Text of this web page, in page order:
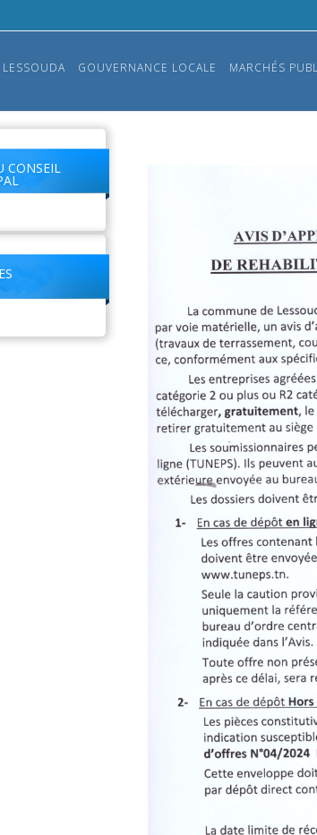
LESSOUDA GOUVERNANCE LOCALE MARCHÉS
CONSEIL